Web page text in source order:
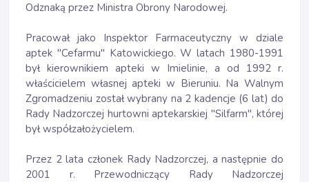
Odznaką przez Ministra Obrony Narodowej.
Pracował jako Inspektor Farmaceutyczny w dziale
aptek "Cefarmu" Katowickiego. W latach 1980-1991
był kierownikiem apteki w Imielinie, a od 1992 r.
właścicielem własnej apteki w Bieruniu. Na Walnym
Zgromadzeniu został wybrany na 2 kadencje (6 lat) do
Rady Nadzorczej hurtowni aptekarskiej "Silfarm", której
był współzałożycielem.
Przez 2 lata członek Rady Nadzorczej, a następnie do
2001 r. Przewodniczący Rady Nadzorczej